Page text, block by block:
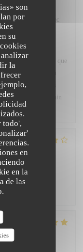
son
por
su
la
todo',
en
en la
de las
y retournerons avec
sommes ravis que
que la qualité du
récompense. Nous
pour un prochain
/ Precio
/ Precio